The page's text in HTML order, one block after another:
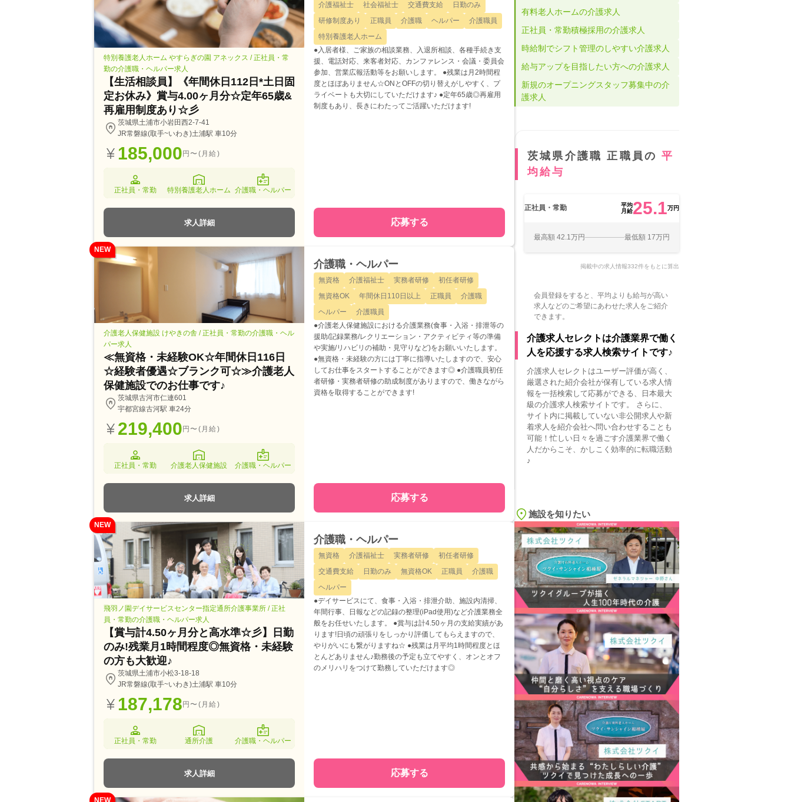
特別養護老人ホーム やすらぎの園 アネックス / 正社員・常
勤の介護職・ヘルパー求人
【生活相談員】《年間休日112日*土日固
定お休み》賞与4.00ヶ月分☆定年65歳&
再雇用制度あり☆彡
茨城県土浦市小岩田西2-7-41
JR常磐線(取手~いわき)土浦駅 車10分
185,000円〜(月給)
正社員・常勤 特別養護老人ホーム 介護職・ヘルパー
求人詳細
介護福祉士 社会福祉士 交通費支給
日勤のみ
研修制度あり
正職員 介護職 ヘルパー
介護職員
特別養護老人ホーム
●入居者様、ご家族の相談業務、入退所相談、各種手続き支
援、電話対応、来客者対応、カンファレンス・会議・委員会
参加、営業広報活動等をお願いします。 ●残業は月2時間程
度とほぼありません☆ONとOFFの切り替えがしやすく、プ
ライベートも大切にしていただけます♪ ●定年65歳◎再雇用
制度もあり、長きにわたってご活躍いただけます!
応募する
NEW
介護老人保健施設 けやきの舎 / 正社員・常勤の介護職・ヘル
パー求人
≪無資格・未経験OK☆年間休日116日
☆経験者優遇☆ブランク可☆≫介護老人
保健施設でのお仕事です♪
茨城県古河市仁連601
宇都宮線古河駅 車24分
219,400円〜(月給)
正社員・常勤 介護老人保健施設 介護職・ヘルパー
求人詳細
介護職・ヘルパー
無資格 介護福祉士 実務者研修
初任者研修
無資格OK
年間休日110日以上 正職員
介護職
ヘルパー
介護職員
●介護老人保健施設における介護業務(食事・入浴・排泄等の
援助/記録業務/レクリエーション・アクティビティ等の準備
や実施/リハビリの補助・見守りなど)をお願いいたします。
●無資格・未経験の方には丁寧に指導いたしますので、安心
してお仕事をスタートすることができます◎ ●介護職員初任
者研修・実務者研修の助成制度がありますので、働きながら
資格を取得することができます!
応募する
NEW
飛羽ノ園デイサービスセンター指定通所介護事業所 / 正社
員・常勤の介護職・ヘルパー求人
【賞与計4.50ヶ月分と高水準☆彡】日勤
のみ!残業月1時間程度◎無資格・未経験
の方も大歓迎♪
茨城県土浦市小松3-18-18
JR常磐線(取手~いわき)土浦駅 車10分
187,178円〜(月給)
正社員・常勤 通所介護 介護職・ヘルパー
求人詳細
介護職・ヘルパー
無資格 介護福祉士 実務者研修
初任者研修
交通費支給
日勤のみ 無資格OK 正職員
介護職
ヘルパー
●デイサービスにて、食事・入浴・排泄介助、施設内清掃、
年間行事、日報などの記録の整理(iPad使用)など介護業務全
般をお任せいたします。 ●賞与は計4.50ヶ月の支給実績があ
ります!日頃の頑張りをしっかり評価してもらえますので、
やりがいにも繋がりますね☆ ●残業は月平均1時間程度とほ
とんどありません♪勤務後の予定も立てやすく、オンとオフ
のメリハリをつけて勤務していただけます◎
応募する
NEW
有料老人ホームの介護求人
正社員・常勤積極採用の介護求人
時給制でシフト管理のしやすい介護求人
給与アップを目指したい方への介護求人
新規のオープニングスタッフ募集中の介
護求人
茨城県介護職 正職員の平
均給与
正社員・常勤
平均
月給25.1万円
最高額 42.1万円 最低額 17万円
掲載中の求人情報332件をもとに算出
会員登録をすると、平均よりも給与が高い
求人などのご希望にあわせた求人をご紹介
できます。
介護求人セレクトは介護業界で働く
人を応援する求人検索サイトです♪
介護求人セレクトはユーザー評価が高く、
厳選された紹介会社が保有している求人情
報を一括検索して応募ができる、日本最大
級の介護求人検索サイトです。 さらに、
サイト内に掲載していない非公開求人や新
着求人を紹介会社へ問い合わせすることも
可能！忙しい日々を過ごす介護業界で働く
人だからこそ、かしこく効率的に転職活動
♪
施設を知りたい